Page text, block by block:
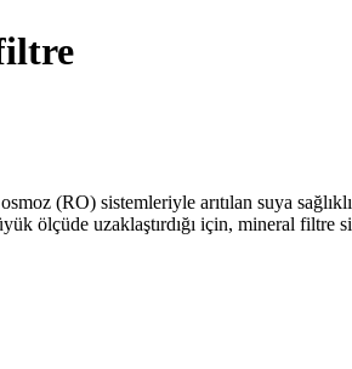
(RO) sistemleriyle arıtılan suya
ölçüde uzaklaştırdığı için, mineral